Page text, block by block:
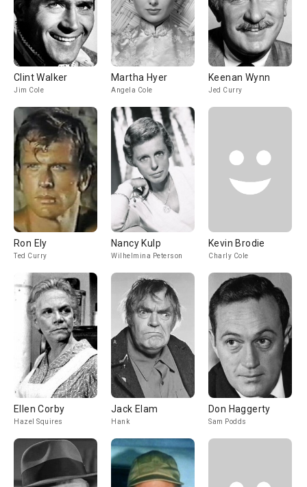
Clint Walker
Jim Cole
Martha Hyer
Angela Cole
Keenan Wynn
Jed Curry
Ron Ely
Ted Curry
Nancy Kulp
Wilhelmina Peterson
Kevin Brodie
Charly Cole
Ellen Corby
Hazel Squires
Jack Elam
Hank
Don Haggerty
Sam Podds